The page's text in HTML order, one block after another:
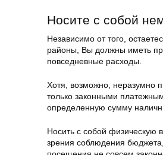
Носите с собой
Независимо от того,
районы, Вы должны иметь
повседневные расходы.
Хотя, возможно, неразумно
только законными
определенную сумму
Носить с собой физическую
зрения соблюдения